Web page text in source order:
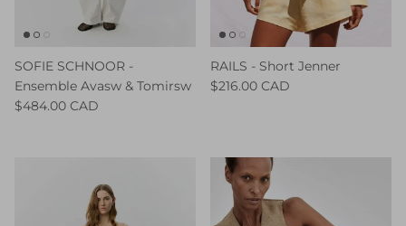
SOFIE SCHNOOR -
Ensemble Avasw & Tomirsw
$484.00 CAD
RAILS - Short Jenner
$216.00 CAD